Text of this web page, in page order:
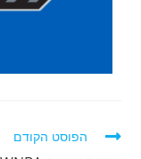
לקרוא
הפוסט הקודם